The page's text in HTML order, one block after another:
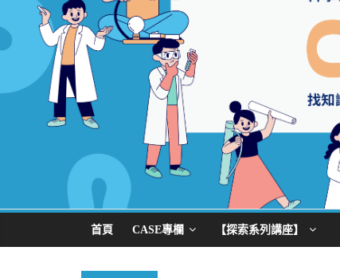
首頁 CASE專欄 【探索系列講座】